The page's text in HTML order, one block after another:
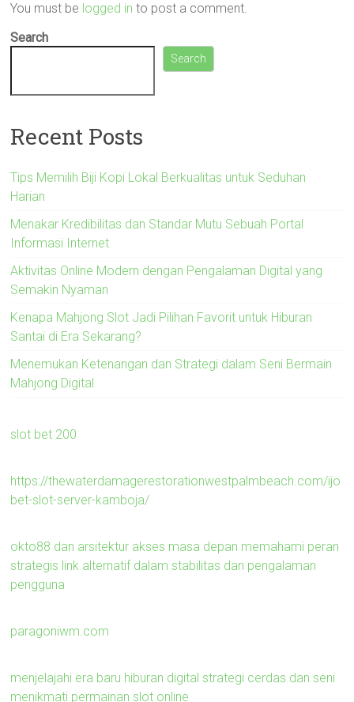
You must be logged in to post a comment.
Search
Search
Recent Posts
Tips Memilih Biji Kopi Lokal Berkualitas untuk Seduhan
Harian
Menakar Kredibilitas dan Standar Mutu Sebuah Portal
Informasi Internet
Aktivitas Online Modern dengan Pengalaman Digital yang
Semakin Nyaman
Kenapa Mahjong Slot Jadi Pilihan Favorit untuk Hiburan
Santai di Era Sekarang?
Menemukan Ketenangan dan Strategi dalam Seni Bermain
Mahjong Digital
slot bet 200
https://thewaterdamagerestorationwestpalmbeach.com/ijo
bet-slot-server-kamboja/
okto88 dan arsitektur akses masa depan memahami peran
strategis link alternatif dalam stabilitas dan pengalaman
pengguna
paragoniwm.com
menjelajahi era baru hiburan digital strategi cerdas dan seni
menikmati permainan slot online